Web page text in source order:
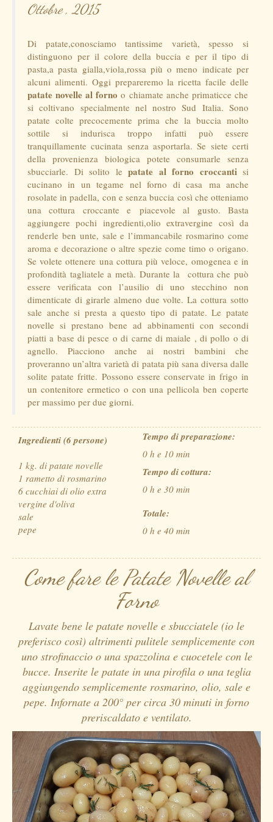
Ottobre , 2015
Di patate,conosciamo tantissime varietà, spesso si
distinguono per il colore della buccia e per il tipo di
pasta,a pasta gialla,viola,rossa più o meno indicate per
alcuni alimenti. Oggi prepareremo la ricetta facile delle
patate novelle al forno o chiamate anche primaticce che
si coltivano specialmente nel nostro Sud Italia. Sono
patate colte precocemente prima che la buccia molto
sottile si indurisca troppo infatti può essere
tranquillamente cucinata senza asportarla. Se siete certi
della provenienza biologica potete consumarle senza
sbucciarle. Di solito le patate al forno croccanti si
cucinano in un tegame nel forno di casa ma anche
rosolate in padella, con e senza buccia così che otteniamo
una cottura croccante e piacevole al gusto. Basta
aggiungere pochi ingredienti,olio extravergine così da
renderle ben unte, sale e l’immancabile rosmarino come
aroma e decorazione o altre spezie come timo o origano.
Se volete ottenere una cottura più veloce, omogenea e in
profondità tagliatele a metà. Durante la cottura che può
essere verificata con l’ausilio di uno stecchino non
dimenticate di girarle almeno due volte. La cottura sotto
sale anche si presta a questo tipo di patate. Le patate
novelle si prestano bene ad abbinamenti con secondi
piatti a base di pesce o di carne di maiale , di pollo o di
agnello. Piacciono anche ai nostri bambini che
proveranno un’altra varietà di patata più sana diversa dalle
solite patate fritte. Possono essere conservate in frigo in
un contenitore ermetico o con una pellicola ben coperte
per massimo per due giorni.
Tempo di preparazione:
0 h e 10 min
Tempo di cottura:
0 h e 30 min
Totale:
0 h e 40 min
Ingredienti (6 persone)
1 kg. di patate novelle
1 rametto di rosmarino
6 cucchiai di olio extra
vergine d'oliva
sale
pepe
Come fare le Patate Novelle al
Forno
Lavate bene le patate novelle e sbucciatele (io le
preferisco così) altrimenti pulitele semplicemente con
uno strofinaccio o una spazzolina e cuocetele con le
bucce. Inserite le patate in una pirofila o una teglia
aggiungendo semplicemente rosmarino, olio, sale e
pepe. Infornate a 200° per circa 30 minuti in forno
preriscaldato e ventilato.